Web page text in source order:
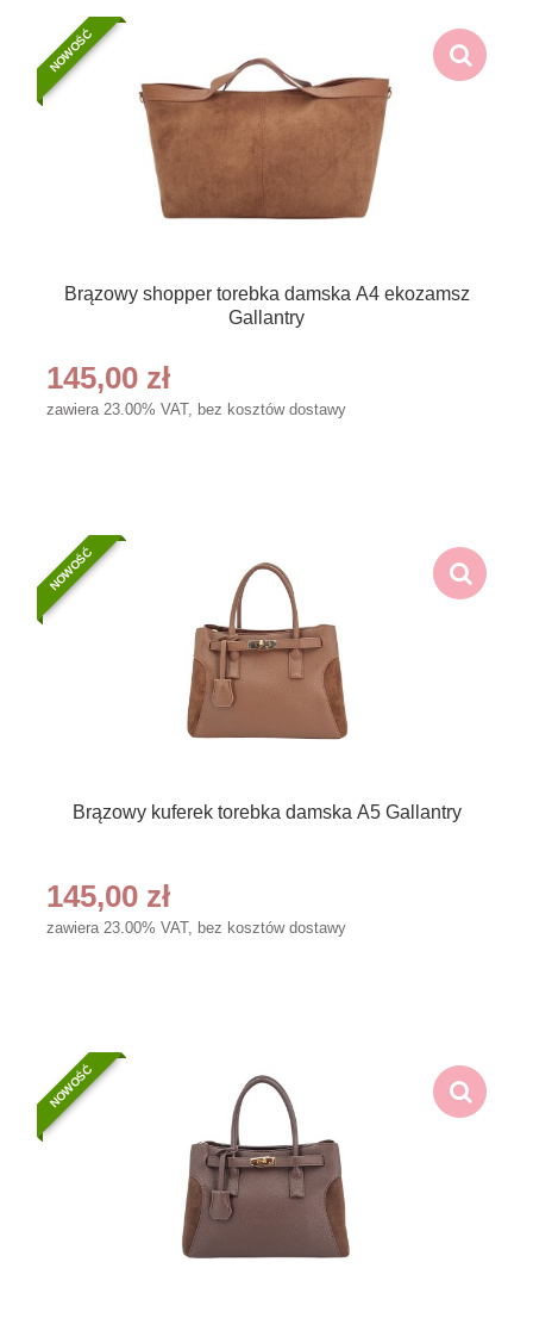
Brązowy shopper torebka damska A4 ekozamsz
Gallantry
145,00 zł
zawiera 23.00% VAT, bez kosztów dostawy
NOWOŚĆ
Brązowy kuferek torebka damska A5 Gallantry
145,00 zł
zawiera 23.00% VAT, bez kosztów dostawy
NOWOŚĆ
NOWOŚĆ